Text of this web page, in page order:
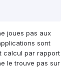
joues pas aux
sont
calcul par rapport
le trouve pas sur